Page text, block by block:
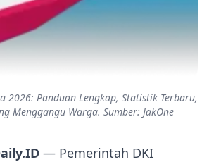
2026: Panduan Lengkap, Statistik Terbaru,
Menggangu Warga. Sumber: JakOne
— Pemerintah DKI